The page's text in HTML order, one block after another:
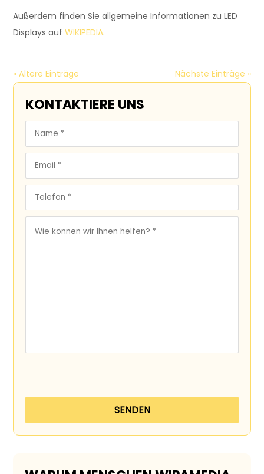
Außerdem finden Sie allgemeine Informationen zu LED
Displays aufWIKIPEDIA.
« Ältere Einträge Nächste Einträge »
KONTAKTIERE UNS